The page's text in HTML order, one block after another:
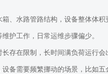
、水路管路结构，设备整体体
护工作，日常运维步骤偏少。
存在限制，长时间满负荷运行
备需要频繁挪动的场景，比如五